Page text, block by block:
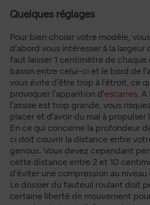
Quelques réglages
Pour bien choisir votre modèle,
d’abord vous intéresser à la largeur
faut laisser 1 centimètre de
bassin entre celui-ci et le bord de
vous évite d’être trop à l’étroit, ce
provoquer l’apparition d’escarres. A
l’assise est trop grande, vous
placer et d’avoir du mal à propulser
En ce qui concerne la profondeur
ci doit couvrir la distance entre
genoux. Vous devez cependant
cette distance entre 2 et 10
d’éviter une compression au
Le dossier du fauteuil roulant doit
certaine liberté de mouvement